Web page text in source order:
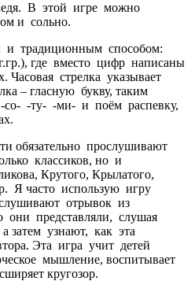
В этой игре можно
и сольно.
традиционным способом:
где вместо цифр написаны
стрелка указывает
– гласную букву, таким
-ту- -ми- и поём распевку,
обязательно прослушивают
классиков, но и
Крутого, Крылатого,
Я часто использую игру
отрывок из
они представляли, слушая
затем узнают, как эта
Эта игра учит детей
мышление, воспитывает
кругозор.